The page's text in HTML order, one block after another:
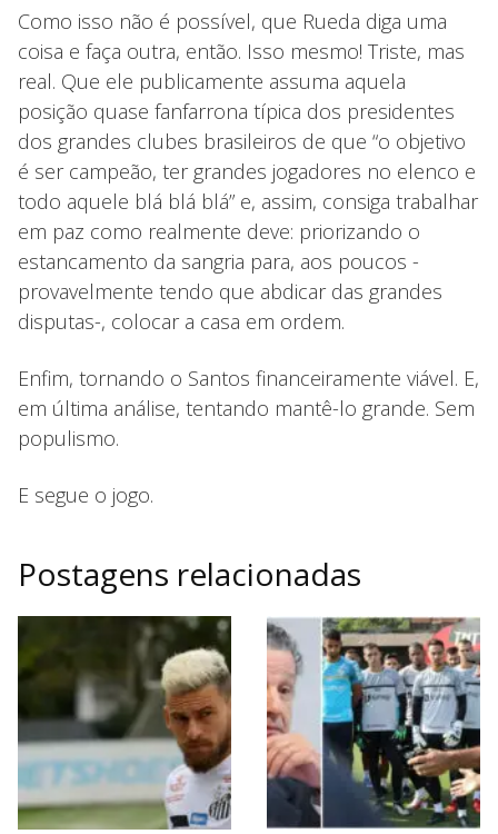
Como isso não é possível, que Rueda diga uma
coisa e faça outra, então. Isso mesmo! Triste, mas
real. Que ele publicamente assuma aquela
posição quase fanfarrona típica dos presidentes
dos grandes clubes brasileiros de que “o objetivo
é ser campeão, ter grandes jogadores no elenco e
todo aquele blá blá blá” e, assim, consiga trabalhar
em paz como realmente deve: priorizando o
estancamento da sangria para, aos poucos -
provavelmente tendo que abdicar das grandes
disputas-, colocar a casa em ordem.
Enfim, tornando o Santos financeiramente viável. E,
em última análise, tentando mantê-lo grande. Sem
populismo.
E segue o jogo.
Postagens relacionadas